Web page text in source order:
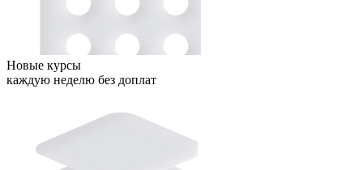
Новые курсы
каждую неделю без доплат